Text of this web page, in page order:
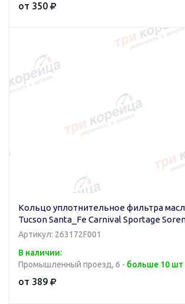
от 350
Кольцо уплотнительное фильтра
Tucson Santa_Fe Carnival Sportage
Артикул: 263172F001
В наличии:
Промышленный проезд, 6 - больше 10 шт
от 389